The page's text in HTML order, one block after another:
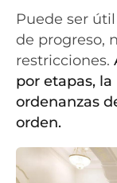
Puede ser
de progreso,
restricciones.
por etapas,
ordenanzas
orden.